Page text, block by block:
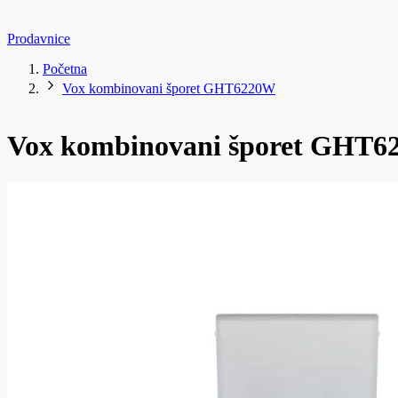
Prodavnice
Početna
Vox kombinovani šporet GHT6220W
Vox kombinovani šporet